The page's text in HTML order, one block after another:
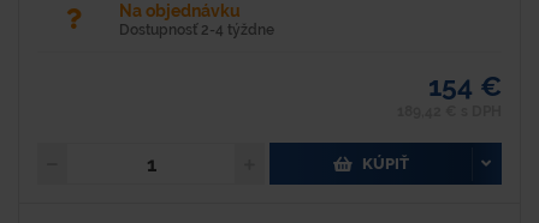
Na objednávku
Dostupnosť 2-4 týždne
154 €
KÚPIŤ